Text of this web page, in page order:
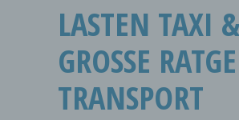
LASTEN TAXI
GROSSE
RANSPORT